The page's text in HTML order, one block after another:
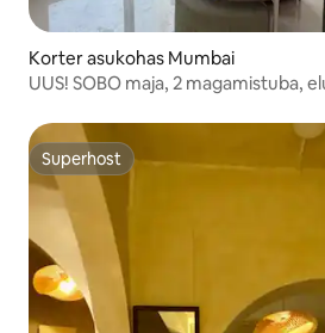
Korter asukohas Mumbai
UUS! SOBO maja, 2 magamistuba,
Superhost
Superhost